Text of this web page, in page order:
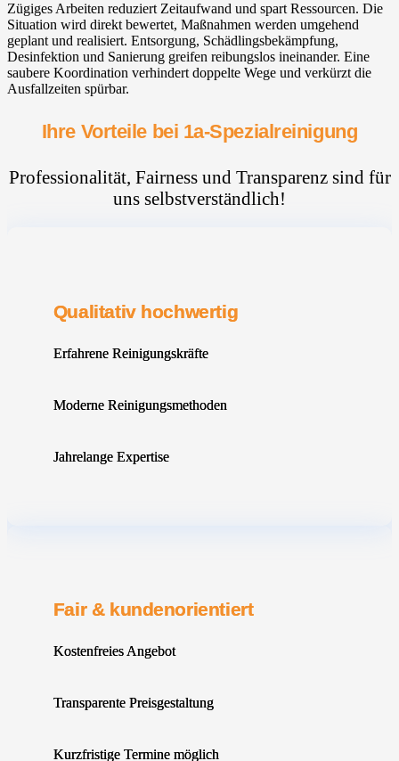
Zügiges Arbeiten reduziert Zeitaufwand und spart Ressourcen. Die
Situation wird direkt bewertet, Maßnahmen werden umgehend
geplant und realisiert. Entsorgung, Schädlingsbekämpfung,
Desinfektion und Sanierung greifen reibungslos ineinander. Eine
saubere Koordination verhindert doppelte Wege und verkürzt die
Ausfallzeiten spürbar.
Ihre Vorteile bei 1a-Spezialreinigung
Professionalität, Fairness und Transparenz sind für
uns selbstverständlich!
Qualitativ hochwertig
Erfahrene Reinigungskräfte
Moderne Reinigungsmethoden
Jahrelange Expertise
Fair & kundenorientiert
Kostenfreies Angebot
Transparente Preisgestaltung
Kurzfristige Termine möglich